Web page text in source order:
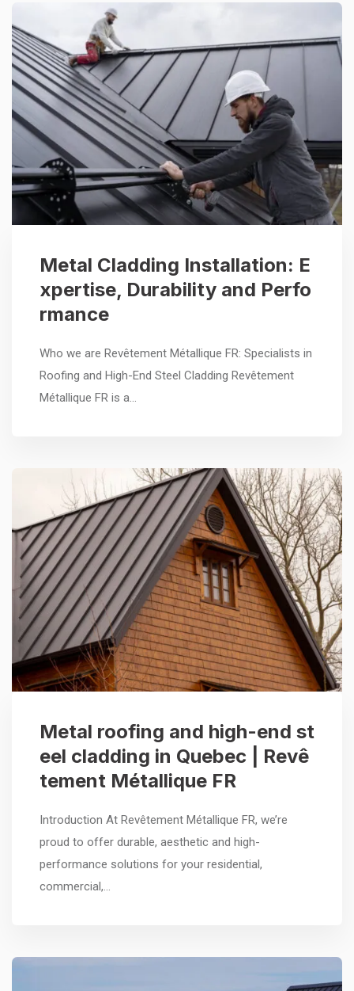
Metal Cladding Installation: E
xpertise, Durability and Perfo
rmance
Who we are Revêtement Métallique FR: Specialists in
Roofing and High-End Steel Cladding Revêtement
Métallique FR is a…
Metal roofing and high-end st
eel cladding in Quebec | Revê
tement Métallique FR
Introduction At Revêtement Métallique FR, we’re
proud to offer durable, aesthetic and high-
performance solutions for your residential,
commercial,…